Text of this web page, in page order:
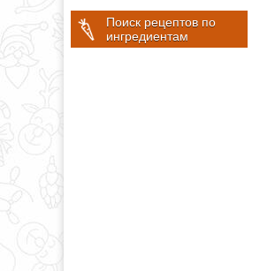
Поиск рецептов по
ингредиентам